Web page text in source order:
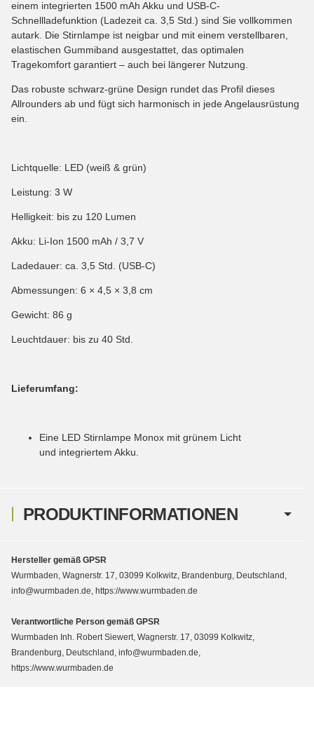
PRODUKTINFORMATIONEN
einem integrierten 1500 mAh Akku und USB-C-
Schnellladefunktion (Ladezeit ca. 3,5 Std.) sind Sie vollkommen
autark. Die Stirnlampe ist neigbar und mit einem verstellbaren,
elastischen Gummiband ausgestattet, das optimalen
Tragekomfort garantiert – auch bei längerer Nutzung.
Das robuste schwarz-grüne Design rundet das Profil dieses
Allrounders ab und fügt sich harmonisch in jede Angelausrüstung
ein.
Lichtquelle: LED (weiß & grün)
Leistung: 3 W
Helligkeit: bis zu 120 Lumen
Akku: Li-Ion 1500 mAh / 3,7 V
Ladedauer: ca. 3,5 Std. (USB-C)
Abmessungen: 6 × 4,5 × 3,8 cm
Gewicht: 86 g
Leuchtdauer: bis zu 40 Std.
Lieferumfang:
Eine LED Stirnlampe Monox mit grünem Licht
und integriertem Akku.
Hersteller gemäß GPSR
Wurmbaden, Wagnerstr. 17, 03099 Kolkwitz, Brandenburg, Deutschland,
info@wurmbaden.de, https://www.wurmbaden.de
Verantwortliche Person gemäß GPSR
Wurmbaden Inh. Robert Siewert, Wagnerstr. 17, 03099 Kolkwitz,
Brandenburg, Deutschland, info@wurmbaden.de,
https://www.wurmbaden.de